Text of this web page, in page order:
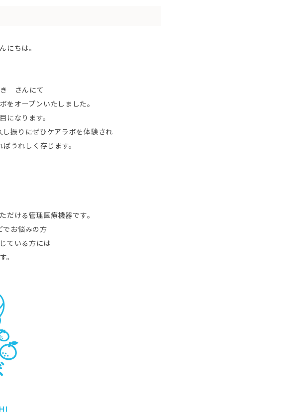
ちは。
さんにて
オープンいたしました。
なります。
振りにぜひケアラボを体験され
うれしく存じます。
だける管理医療機器です。
でお悩みの方
ている方には
。